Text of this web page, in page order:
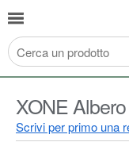
XONE
Scrivi per primo una